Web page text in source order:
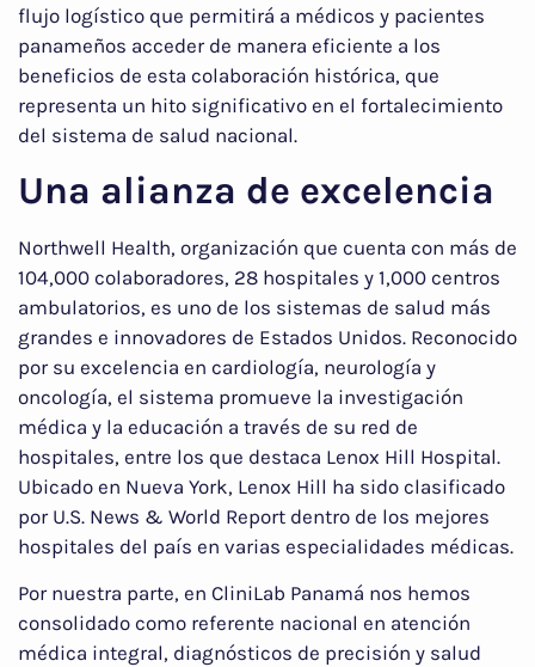
flujo logístico que permitirá a médicos y pacientes
panameños acceder de manera eficiente a los
beneficios de esta colaboración histórica, que
representa un hito significativo en el fortalecimiento
del sistema de salud nacional.
Una alianza de excelencia
Northwell Health, organización que cuenta con más de
104,000 colaboradores, 28 hospitales y 1,000 centros
ambulatorios, es uno de los sistemas de salud más
grandes e innovadores de Estados Unidos. Reconocido
por su excelencia en cardiología, neurología y
oncología, el sistema promueve la investigación
médica y la educación a través de su red de
hospitales, entre los que destaca Lenox Hill Hospital.
Ubicado en Nueva York, Lenox Hill ha sido clasificado
por U.S. News & World Report dentro de los mejores
hospitales del país en varias especialidades médicas.
Por nuestra parte, en CliniLab Panamá nos hemos
consolidado como referente nacional en atención
médica integral, diagnósticos de precisión y salud